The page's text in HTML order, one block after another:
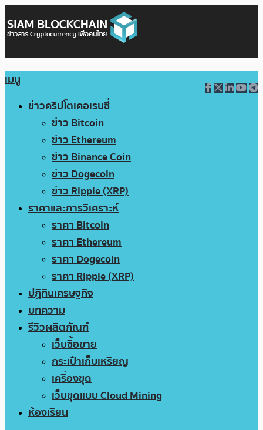
เมนู
ข่าวคริปโตเคอเรนซี่
ข่าว Bitcoin
ข่าว Ethereum
ข่าว Binance Coin
ข่าว Dogecoin
ข่าว Ripple (XRP)
ราคาและการวิเคราะห์
ราคา Bitcoin
ราคา Ethereum
ราคา Dogecoin
ราคา Ripple (XRP)
ปฏิทินเศรษฐกิจ
บทความ
รีวิวผลิตภัณฑ์
เว็บซื้อขาย
กระเป๋าเก็บเหรียญ
เครื่องขุด
เว็บขุดแบบ Cloud Mining
ห้องเรียน